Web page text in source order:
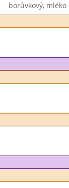
borůvkový, mléko